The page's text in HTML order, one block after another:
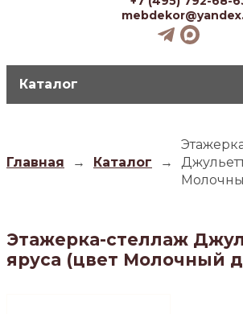
Каталог
Главная → Каталог →
Этажерка-стеллаж
яруса (цвет Молочный